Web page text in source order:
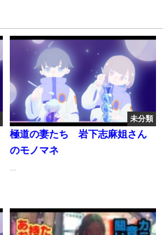
未分類
極道の妻たち 岩下志麻姐さん
のモノマネ